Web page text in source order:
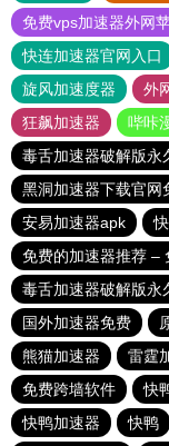
免费vps加速器外网
快连加速器官网入口
旋风加速度器
外
狂飙加速器
哔咔
毒舌加速器破解版永
黑洞加速器下载官网
安易加速器apk
免费的加速器推荐 –
毒舌加速器破解版永
国外加速器免费
熊猫加速器
雷霆
免费跨墙软件
快
快鸭加速器
快鸭